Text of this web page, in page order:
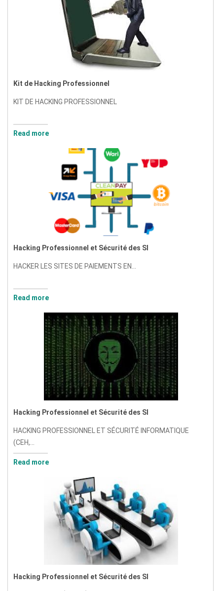
Kit de Hacking Professionnel
KIT DE HACKING PROFESSIONNEL
Read more
Hacking Professionnel et Sécurité des SI
HACKER LES SITES DE PAIEMENTS EN...
Read more
Hacking Professionnel et Sécurité des SI
HACKING PROFESSIONNEL ET SÉCURITÉ INFORMATIQUE
(CEH,...
Read more
Hacking Professionnel et Sécurité des SI